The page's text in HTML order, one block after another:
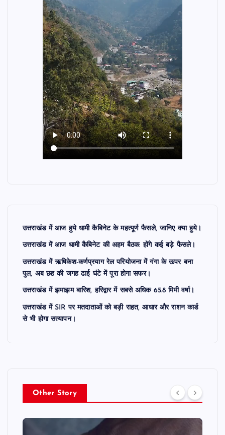
उत्तराखंड में आज हुये धामी कैबिनेट के महत्पूर्ण फैसले, जानिए क्या हुये।
उत्तराखंड में आज धामी कैबिनेट की अहम बैठक: होंगे कई बड़े फैसले।
उत्तराखंड में ऋषिकेश-कर्णप्रयाग रेल परियोजना में गंगा के ऊपर बना
पुल, अब छह की जगह ढाई घंटे में पूरा होगा सफर।
उत्तराखंड में झमाझम बारिश, हरिद्वार में सबसे अधिक 65.8 मिमी वर्षा।
उत्तराखंड में SIR पर मतदाताओं को बड़ी राहत, आधार और राशन कार्ड
से भी होगा सत्यापन।
Other Story